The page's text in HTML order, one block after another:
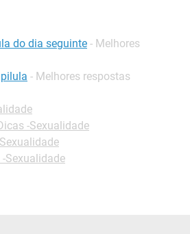
do dia seguinte - Melhores
- Melhores respostas
-Sexualidade
-Sexualidade